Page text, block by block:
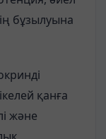
бұзылуына
қанға
және